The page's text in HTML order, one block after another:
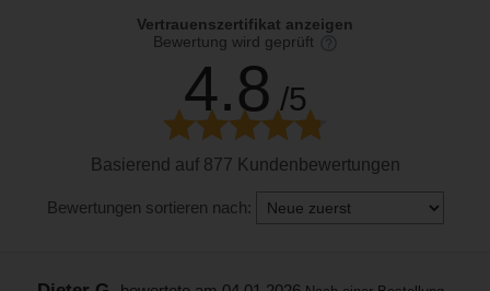
Vertrauenszertifikat anzeigen
Bewertung wird geprüft
4.8 /5
Basierend auf 877 Kundenbewertungen
Bewertungen sortieren nach: